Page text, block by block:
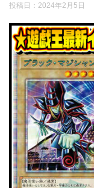
投稿日： 2024年2月5日